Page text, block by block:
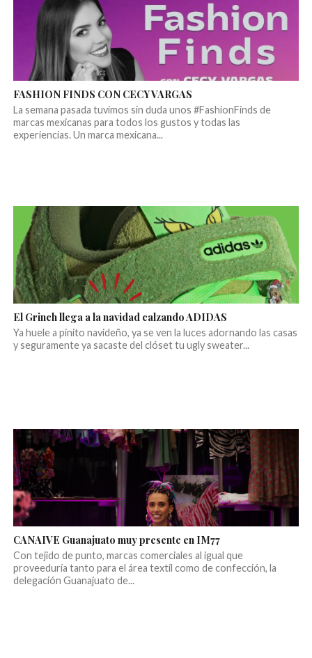
FASHION FINDS CON CECY VARGAS
La semana pasada tuvimos sin duda unos #FashionFinds de
marcas mexicanas para todos los gustos y todas las
experiencias. Un marca mexicana...
El Grinch llega a la navidad calzando ADIDAS
Ya huele a pinito navideño, ya se ven la luces adornando las casas
y seguramente ya sacaste del clóset tu ugly sweater...
CANAIVE Guanajuato muy presente en IM77
Con tejido de punto, marcas comerciales al igual que
proveeduría tanto para el área textil como de confección, la
delegación Guanajuato de...